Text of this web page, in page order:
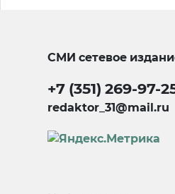
СМИ сетевое
+7 (351) 269-97-
redaktor_31@mail.ru